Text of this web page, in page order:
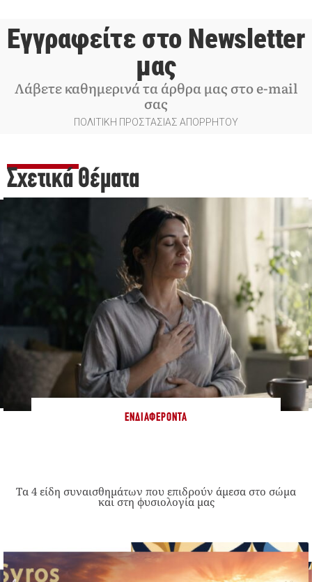
Εγγραφείτε στο Newsletter
μας
Λάβετε καθημερινά τα άρθρα μας στο e-mail
σας
ΠΟΛΙΤΙΚΗ ΠΡΟΣΤΑΣΙΑΣ ΑΠΟΡΡΗΤΟΥ
Σχετικά Θέματα
ΕΝΔΙΑΦΈΡΟΝΤΑ
Τα 4 είδη συναισθημάτων που επιδρούν άμεσα στο σώμα
και στη φυσιολογία μας